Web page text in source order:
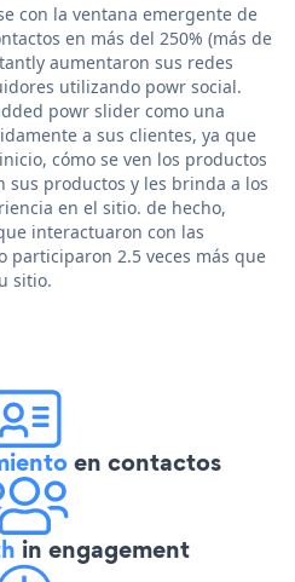
con la ventana emergente de
en más del 250% (más de
aumentaron sus redes
utilizando powr social.
powr slider como una
a sus clientes, ya que
cómo se ven los productos
productos y les brinda a los
en el sitio. de hecho,
interactuaron con las
participaron 2.5 veces más que
sitio.
en contactos
in engagement